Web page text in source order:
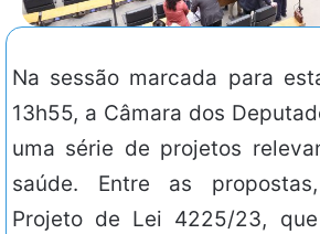
Na sessão marcada para
13h55, a Câmara dos
uma série de projetos
saúde. Entre as
Projeto de Lei 4225/23,